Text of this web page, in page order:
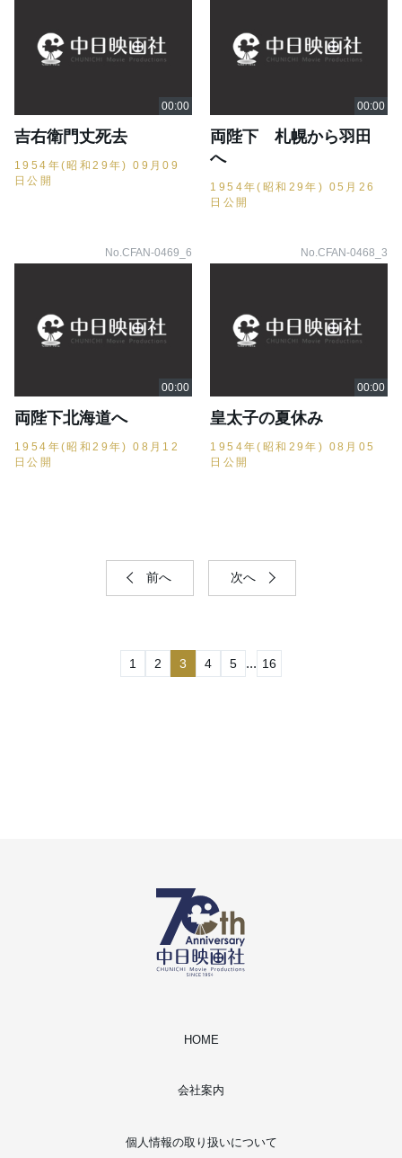
吉右衛門丈死去
1954年(昭和29年) 09月09
日公開
両陛下 札幌から羽田
へ
1954年(昭和29年) 05月26
日公開
No.CFAN-0469_6
両陛下北海道へ
1954年(昭和29年) 08月12
日公開
No.CFAN-0468_3
皇太子の夏休み
1954年(昭和29年) 08月05
日公開
前へ 次へ
1 2 3 4 5 ... 16
HOME
会社案内
個人情報の取り扱いについて